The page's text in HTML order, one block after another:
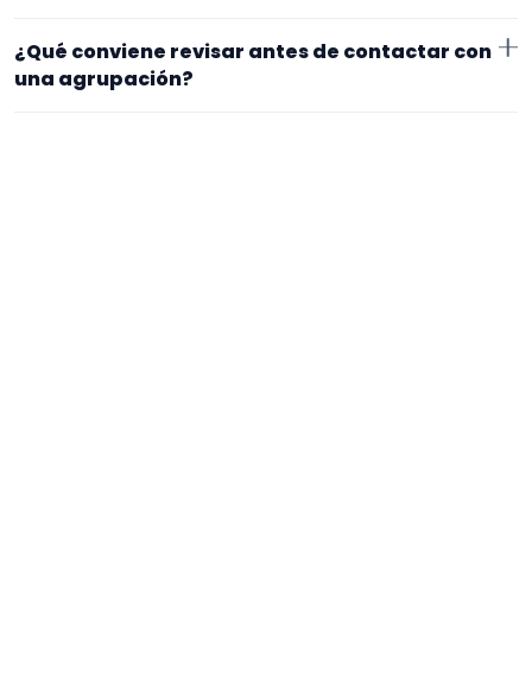
exacto, horarios y posibles gastos.
Empieza por el tipo de evento y la zona. Si ya sabes el
formato que te encaja, usa el filtro de tipo de
agrupación para quedarte con opciones más
¿Qué conviene revisar antes de contactar con
una agrupación?